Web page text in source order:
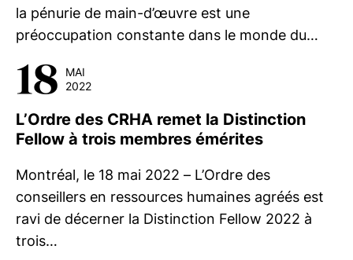
la pénurie de main-d’œuvre est une
préoccupation constante dans le monde du…
18
MAI
2022
L’Ordre des CRHA remet la Distinction
Fellow à trois membres émérites
Montréal, le 18 mai 2022 – L’Ordre des
conseillers en ressources humaines agréés est
ravi de décerner la Distinction Fellow 2022 à
trois…